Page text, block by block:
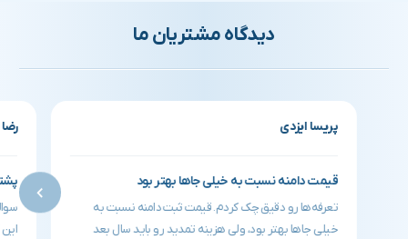
دیدگاه مشتریان ما
پریسا ایزدی
قیمت دامنه نسبت به خیلی جاها بهتر بود
تعرفه‌ها رو دقیق چک کردم. قیمت ثبت دامنه نسبت به
خیلی جاها بهتر بود، ولی هزینه تمدید رو باید سال بعد